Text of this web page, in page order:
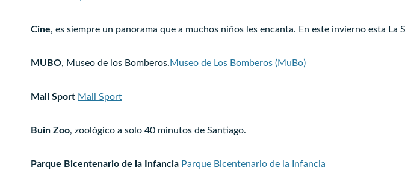
Cine, es siempre un panorama que a muchos niños les encanta. En este invierno esta La
MUBO, Museo de los Bomberos.Museo de Los Bomberos (MuBo)
Mall Sport Mall Sport
Buin Zoo, zoológico a solo 40 minutos de Santiago.
Parque Bicentenario de la Infancia Parque Bicentenario de la Infancia